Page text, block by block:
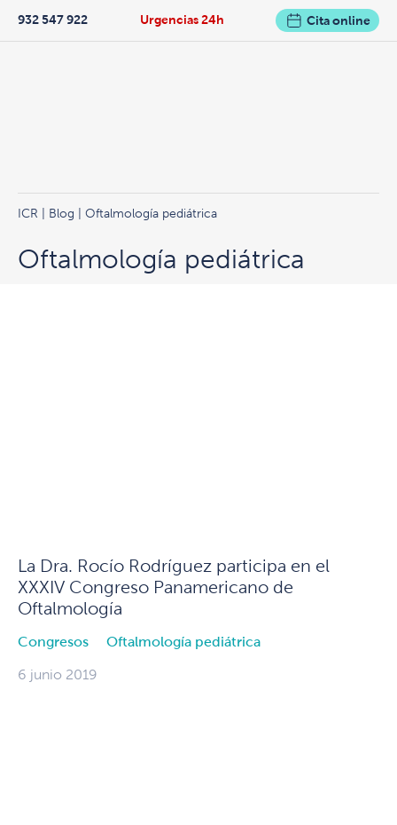
Urgencias 24h
932 547 922 Cita online
ICR Blog | Oftalmología pediátrica
Oftalmología pediátrica
La Dra. Rocío Rodríguez participa en el
XXXIV Congreso Panamericano de
Oftalmología
Congresos Oftalmología pediátrica
6 junio 2019